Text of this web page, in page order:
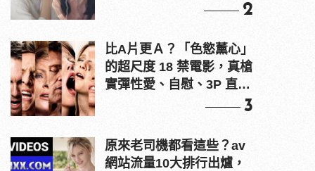
2
比A片更Ａ？「色慾薰心」
的超尺度 18 禁電影，真槍
實彈性愛、自慰、3P 直接
3
原來老司機都看這些？av
網站流量10大排行出爐，